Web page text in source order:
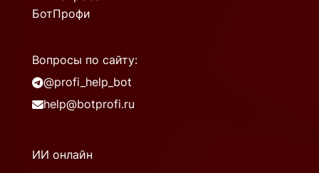
БотПрофи
Вопросы по сайту:
@profi_help_bot
help@botprofi.ru
ИИ онлайн